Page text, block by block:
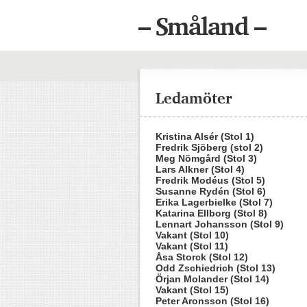
– Småland –
Ledamöter
Kristina Alsér (Stol 1)
Fredrik Sjöberg (stol 2)
Meg Nömgård (Stol 3)
Lars Alkner (Stol 4)
Fredrik Modéus (Stol 5)
Susanne Rydén (Stol 6)
Erika Lagerbielke (Stol 7)
Katarina Ellborg (Stol 8)
Lennart Johansson (Stol 9)
Vakant (Stol 10)
Vakant (Stol 11)
Åsa Storck (Stol 12)
Odd Zschiedrich (Stol 13)
Örjan Molander (Stol 14)
Vakant (Stol 15)
Peter Aronsson (Stol 16)